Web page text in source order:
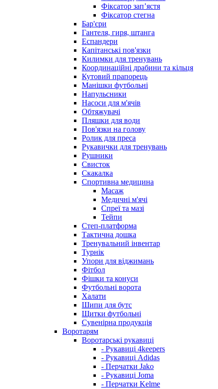
Фіксатор запʼястя
Фіксатор стегна
Бар'єри
Гантеля, гиря, штанга
Еспандери
Капітанські пов'язки
Килимки для тренувань
Координаційні драбини та кільця
Кутовий прапорець
Манішки футбольні
Напульсники
Насоси для м'ячів
Обтяжувачі
Пляшки для води
Пов'язки на голову
Ролик для преса
Рукавички для тренувань
Рушники
Свисток
Скакалка
Спортивна медицина
Масаж
Медичні м'ячі
Спреї та мазі
Тейпи
Степ-платформа
Тактична дошка
Тренувальний інвентар
Турнік
Упори для віджимань
Фітбол
Фішки та конуси
Футбольні ворота
Халати
Шипи для бутс
Щитки футбольні
Сувенірна продукція
Воротарям
Воротарські рукавиці
- Рукавиці 4keepers
- Рукавиці Adidas
- Перчатки Jako
- Рукавиці Joma
- Перчатки Kelme